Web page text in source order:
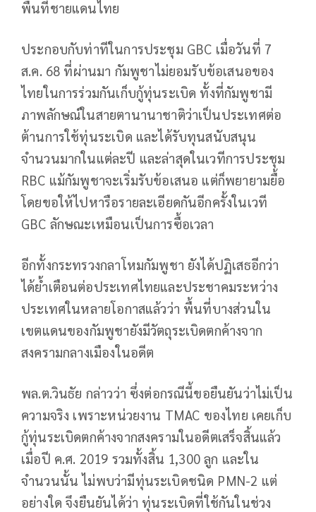
พื้นที่ชายแดนไทย
ประกอบกับท่าทีในการประชุม GBC เมื่อวันที่ 7
ส.ค. 68 ที่ผ่านมา กัมพูชาไม่ยอมรับข้อเสนอของ
ไทยในการร่วมกันเก็บกู้ทุ่นระเบิด ทั้งที่กัมพูชามี
ภาพลักษณ์ในสายตานานาชาติว่าเป็นประเทศต่อ
ต้านการใช้ทุ่นระเบิด และได้รับทุนสนับสนุน
จำนวนมากในแต่ละปี และล่าสุดในเวทีการประชุม
RBC แม้กัมพูชาจะเริ่มรับข้อเสนอ แต่ก็พยายามยื้อ
โดยขอให้ไปหารือรายละเอียดกันอีกครั้งในเวที
GBC ลักษณะเหมือนเป็นการซื้อเวลา
อีกทั้งกระทรวงกลาโหมกัมพูชา ยังได้ปฏิเสธอีกว่า
ได้ย้ำเตือนต่อประเทศไทยและประชาคมระหว่าง
ประเทศในหลายโอกาสแล้วว่า พื้นที่บางส่วนใน
เขตแดนของกัมพูชายังมีวัตถุระเบิดตกค้างจาก
สงครามกลางเมืองในอดีต
พล.ต.วินธัย กล่าวว่า ซึ่งต่อกรณีนี้ขอยืนยันว่าไม่เป็น
ความจริง เพราะหน่วยงาน TMAC ของไทย เคยเก็บ
กู้ทุ่นระเบิดตกค้างจากสงครามในอดีตเสร็จสิ้นแล้ว
เมื่อปี ค.ศ. 2019 รวมทั้งสิ้น 1,300 ลูก และใน
จำนวนนั้น ไม่พบว่ามีทุ่นระเบิดชนิด PMN-2 แต่
อย่างใด จึงยืนยันได้ว่า ทุ่นระเบิดที่ใช้กันในช่วง